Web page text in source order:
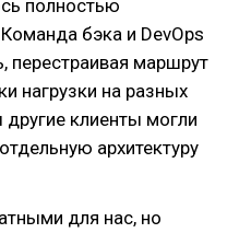
полностью
Команда бэка и DevOps
перестраивая маршрут
нагрузки на разных
клиенты могли
архитектуру
для нас, но